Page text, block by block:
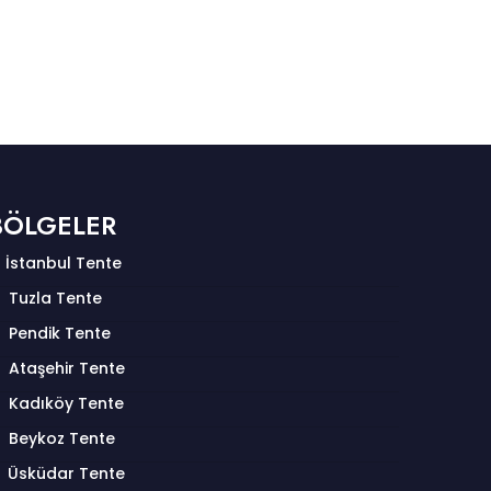
İstanbul Tente
Tuzla Tente
Pendik Tente
Ataşehir Tente
Kadıköy Tente
Beykoz Tente
Üsküdar Tente